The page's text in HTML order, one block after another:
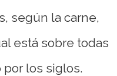
según la carne,
está sobre todas
por los siglos.